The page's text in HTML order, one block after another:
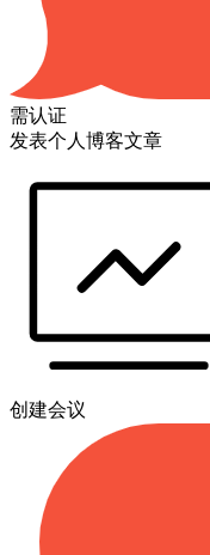
需认证
发表个人博客文章
创建会议